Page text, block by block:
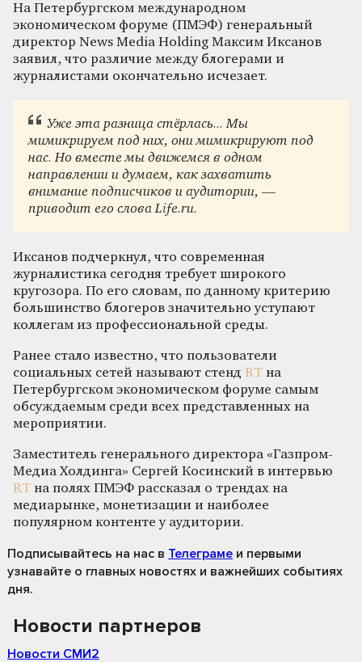
На Петербургском международном
экономическом форуме (ПМЭФ) генеральный
директор News Media Holding Максим Иксанов
заявил, что различие между блогерами и
журналистами окончательно исчезает.
Уже эта разница стёрлась... Мы
мимикрируем под них, они мимикрируют под
нас. Но вместе мы движемся в одном
направлении и думаем, как захватить
внимание подписчиков и аудитории, —
приводит его слова Life.ru.
Иксанов подчеркнул, что современная
журналистика сегодня требует широкого
кругозора. По его словам, по данному критерию
большинство блогеров значительно уступают
коллегам из профессиональной среды.
Ранее стало известно, что пользователи
социальных сетей называют стенд RT на
Петербургском экономическом форуме самым
обсуждаемым среди всех представленных на
мероприятии.
Заместитель генерального директора «Газпром-
Медиа Холдинга» Сергей Косинский в интервью
RT на полях ПМЭФ рассказал о трендах на
медиарынке, монетизации и наиболее
популярном контенте у аудитории.
Подписывайтесь на нас в Телеграме и первыми
узнавайте о главных новостях и важнейших событиях
дня.
Новости партнеров
Новости СМИ2